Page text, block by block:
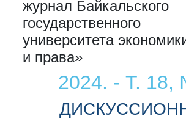
журнал Байкальского
государственного
университета
и права»
2024. - Т. 18,